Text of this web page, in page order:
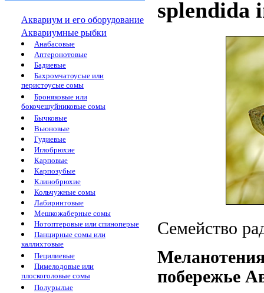
Аквариум и его оборудование
Аквариумные рыбки
Анабасовые
Аптеронотовые
Бадиевые
Бахромчатоусые или
перистоусые сомы
Броняковые или
бокочешуйниковые сомы
Бычковые
Вьюновые
Гудиевые
Иглобрюхие
Карповые
Карпозубые
Клинобрюхие
Кольчужные сомы
Лабиринтовые
Мешкожаберные сомы
Нотоптеровые или спиноперые
Панцирные сомы или
каллихтовые
Пецилиевые
Пимелодовые или
плоскоголовые сомы
Полурылые
splendida
Семейство
побережье